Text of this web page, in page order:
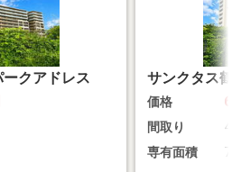
クアドレス サンクタス
価格
間取り
専有面積